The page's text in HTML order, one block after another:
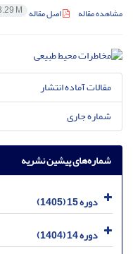
مشاهده مقاله اصل مقاله M
مقالات آماده انتشار
شماره جاری
شماره‌های پیشین نشریه
دوره 15 (1405)
دوره 14 (1404)